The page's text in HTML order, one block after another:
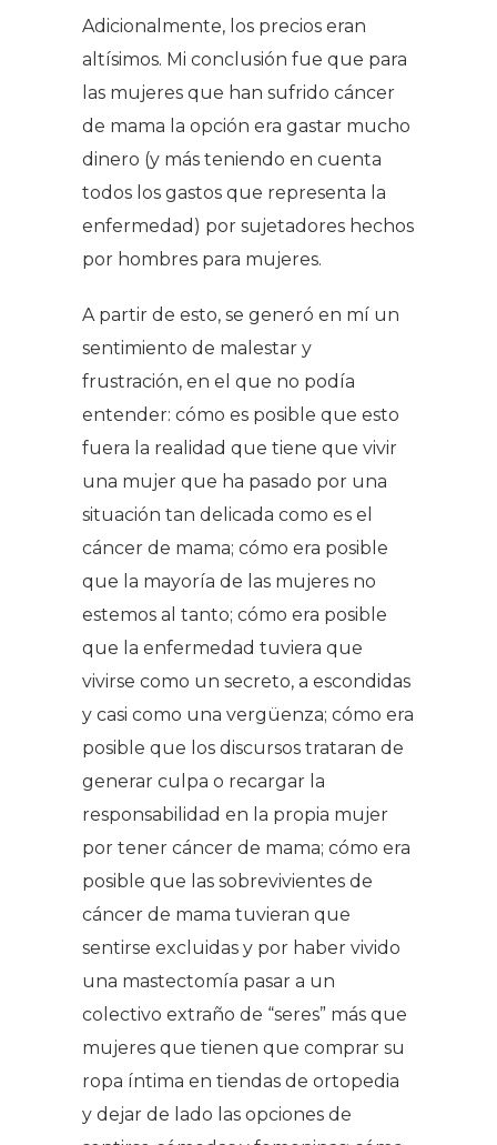
Adicionalmente, los precios eran
altísimos. Mi conclusión fue que para
las mujeres que han sufrido cáncer
de mama la opción era gastar mucho
dinero (y más teniendo en cuenta
todos los gastos que representa la
enfermedad) por sujetadores hechos
por hombres para mujeres.
A partir de esto, se generó en mí un
sentimiento de malestar y
frustración, en el que no podía
entender: cómo es posible que esto
fuera la realidad que tiene que vivir
una mujer que ha pasado por una
situación tan delicada como es el
cáncer de mama; cómo era posible
que la mayoría de las mujeres no
estemos al tanto; cómo era posible
que la enfermedad tuviera que
vivirse como un secreto, a escondidas
y casi como una vergüenza; cómo era
posible que los discursos trataran de
generar culpa o recargar la
responsabilidad en la propia mujer
por tener cáncer de mama; cómo era
posible que las sobrevivientes de
cáncer de mama tuvieran que
sentirse excluidas y por haber vivido
una mastectomía pasar a un
colectivo extraño de “seres” más que
mujeres que tienen que comprar su
ropa íntima en tiendas de ortopedia
y dejar de lado las opciones de